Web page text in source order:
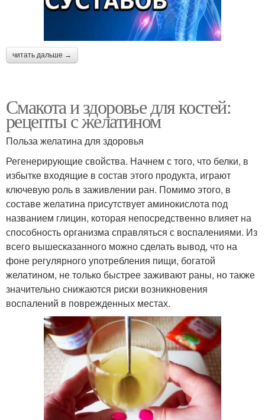
читать дальше →
Смакота и здоровье для костей:
рецепты с желатином
Польза желатина для здоровья
Регенерирующие свойства. Начнем с того, что белки, в
избытке входящие в состав этого продукта, играют
ключевую роль в заживлении ран. Помимо этого, в
составе желатина присутствует аминокислота под
названием глицин, которая непосредственно влияет на
способность организма справляться с воспалениями. Из
всего вышесказанного можно сделать вывод, что на
фоне регулярного употребления пищи, богатой
желатином, не только быстрее заживают раны, но также
значительно снижаются риски возникновения
воспалений в поврежденных местах.